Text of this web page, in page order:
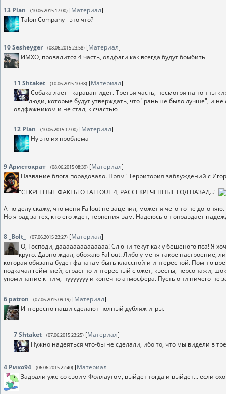
13 Plan (10.06.2015 17:00) [Материал]
Talon Company - это что?
10Sesheyger (08.06.2015 23:58) [Материал]
ИМХО, провалится 4 часть, олдфаги как всегда будут бомбить
11 Shtaket (10.06.2015 10:38) [Материал]
Собака лает - караван идёт. Третья часть, несмотря на тонны
люди, которые будут утверждать, что "раньше было лучше", и
олдфажником и не стал, к счастью
12 Plan (10.06.2015 17:00) [Материал]
Ну это их проблема
9Аристократ (08.06.2015 08:39) [Материал]
Название блога порадовало. Прям "Территория заблуждений с
"СЕКРЕТНЫЕ ФАКТЫ О FALLOUT 4, РАССЕКРЕЧЕННЫЕ ГОД НАЗАД..."
А по делу скажу, что меня Fallout не зацепил, может я чего-то не догоняю.
Но я рад за тех, кто его ждёт, терпения вам. Надеюсь он оправдает
8 _Bolt_ (07.06.2015 23:27) [Материал]
О, Господи, даааааааааааааа! Слюни текут как у бешеного пса! Я
круто. Давно ждал, обожаю Fallout. Либо у меня такое настроение,
которая обязана будет фанатам быть классной и интересной. Помню
подкачал геймплей, страстно интересный сюжет, квесты, персонажи,
упоминание к ним, нууууууу и конечно атмосфера. Пусть они ничего
6 patron (07.06.2015 09:19) [Материал]
Интересно наши сделают полный дубляж игры.
7Shtaket (07.06.2015 23:25) [Материал]
Нужно надеяться что-бы не сделали, ибо то, что мы видели в
4 Рико94 (06.06.2015 22:40) [Материал]
Задрали уже со своим Фоллаутом, выйдет тогда и выйдет... если